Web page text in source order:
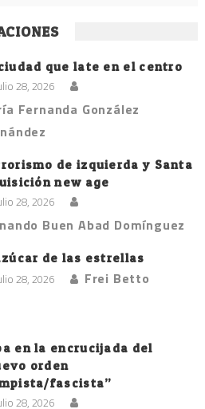
que late en el centro
28, 2026
Fernanda González
de izquierda y Santa
new age
28, 2026
Buen Abad Domínguez
de las estrellas
28, 2026 Frei Betto
en la encrucijada del
orden
fascista”
28, 2026